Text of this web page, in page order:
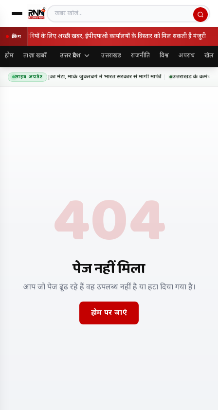
खबर खोजें
ब्रेकिंग
और पेंशनभोगियों के लिए अच्छी खबर, ईपीएफओ कार्यालयों के विस्तार को मिल सकती है मंजूरी
होम ताज़ा खबरें उत्तर प्रदेश उत्तराखंड राजनीति विश्व अपराध खेल
लाइव अपडेट
कंटेंट पर झुका मेटा, मार्क जुकरबर्ग ने भारत सरकार से मांगी माफी उत्तराखंड के
404
पेज नहीं मिला
आप जो पेज ढूंढ रहे हैं वह उपलब्ध नहीं है या हटा दिया गया है।
होम पर जाएं